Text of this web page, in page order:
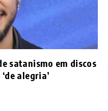
satanismo em discos
alegria’